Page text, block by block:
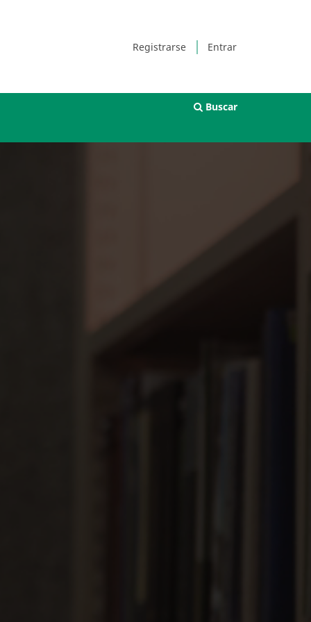
Registrarse Entrar
Buscar